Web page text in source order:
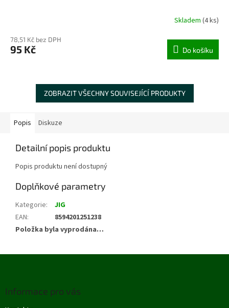
Skladem (4 ks)
78,51 Kč bez DPH
95 Kč Do košíku
ZOBRAZIT VŠECHNY SOUVISEJÍCÍ PRODUKTY
Popis Diskuze
Detailní popis produktu
Popis produktu není dostupný
Doplňkové parametry
Kategorie:
JIG
EAN:
8594201251238
Položka byla vyprodána…
Informace pro vás